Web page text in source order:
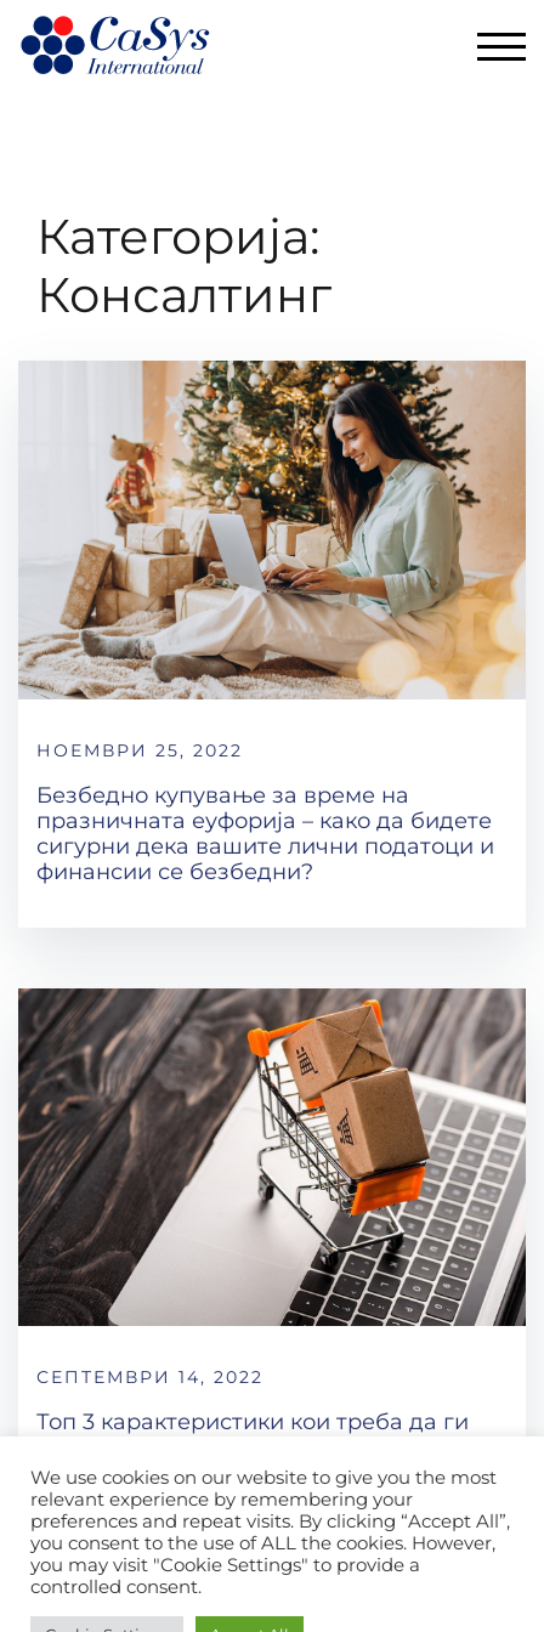
Категорија:
Консалтинг
НОЕМВРИ 25, 2022
Безбедно купување за време на
празничната еуфорија – како да бидете
сигурни дека вашите лични податоци и
финансии се безбедни?
СЕПТЕМВРИ 14, 2022
Топ 3 карактеристики кои треба да ги
We use cookies on our website to give you the most
relevant experience by remembering your
preferences and repeat visits. By clicking “Accept All”,
you consent to the use of ALL the cookies. However,
you may visit "Cookie Settings" to provide a
controlled consent.